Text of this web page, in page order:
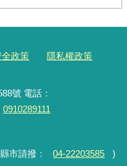
政策 隱私權政策
號 電話：
0910289111
市請撥： 04-22203585 )